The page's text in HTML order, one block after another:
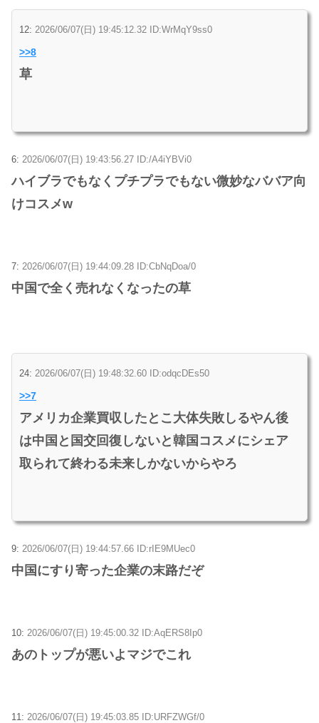
12: 2026/06/07(日) 19:45:12.32 ID:WrMqY9ss0
>>8
草
6: 2026/06/07(日) 19:43:56.27 ID:/A4iYBVi0
ハイブラでもなくプチプラでもない微妙なババア向
けコスメw
7: 2026/06/07(日) 19:44:09.28 ID:CbNqDoa/0
中国で全く売れなくなったの草
24: 2026/06/07(日) 19:48:32.60 ID:odqcDEs50
>>7
アメリカ企業買収したとこ大体失敗しるやん後
は中国と国交回復しないと韓国コスメにシェア
取られて終わる未来しかないからやろ
9: 2026/06/07(日) 19:44:57.66 ID:rIE9MUec0
中国にすり寄った企業の末路だぞ
10: 2026/06/07(日) 19:45:00.32 ID:AqERS8Ip0
あのトップが悪いよマジでこれ
11: 2026/06/07(日) 19:45:03.85 ID:URFZWGf/0